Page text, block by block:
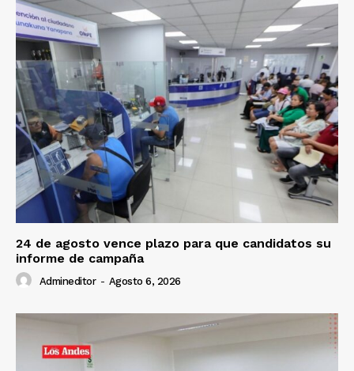
24 de agosto vence plazo para que candidatos su
informe de campaña
Admineditor - Agosto 6, 2026